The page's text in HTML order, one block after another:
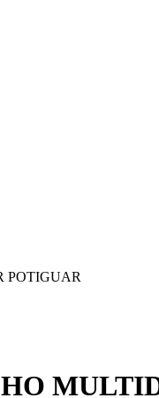
POTIGUAR